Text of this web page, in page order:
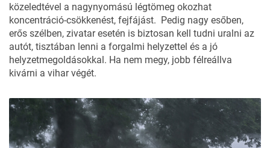
közeledtével a nagynyomású légtömeg okozhat
koncentráció-csökkenést, fejfájást. Pedig nagy esőben,
erős szélben, zivatar esetén is biztosan kell tudni uralni az
autót, tisztában lenni a forgalmi helyzettel és a jó
helyzetmegoldásokkal. Ha nem megy, jobb félreállva
kivárni a vihar végét.